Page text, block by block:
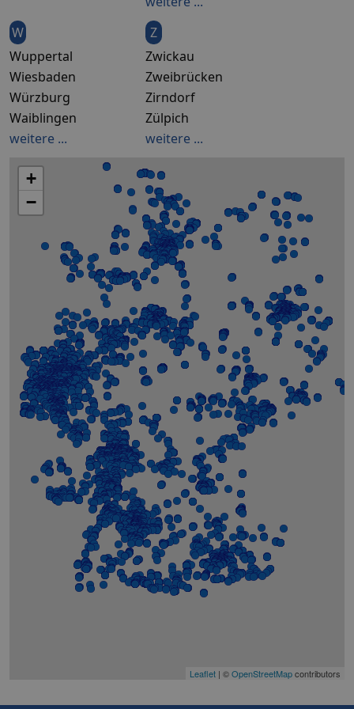
W
Wuppertal
Wiesbaden
Würzburg
Waiblingen
weitere ...
Z
Zwickau
Zweibrücken
Zirndorf
Zülpich
weitere ...
+
−
Leaflet | ©OpenStreetMapcontributors